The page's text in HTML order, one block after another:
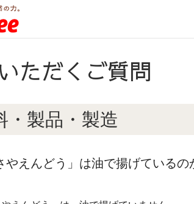
ただくご質問
・製品・製造
やえんどう」は油で揚げている